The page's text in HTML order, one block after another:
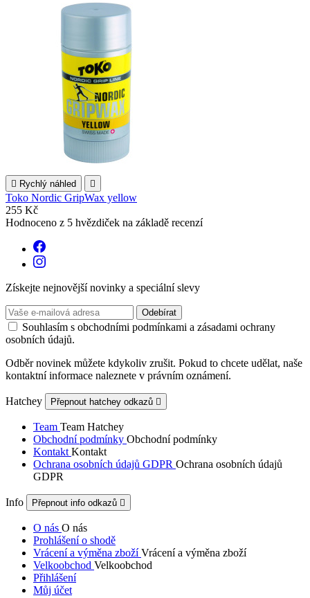
 Rychlý náhled 
Toko Nordic GripWax yellow
255 Kč
Hodnoceno z 5 hvězdiček na základě recenzí
Získejte nejnovější novinky a speciální slevy
Souhlasím s obchodními podmínkami a zásadami ochrany
osobních údajů.
Odběr novinek můžete kdykoliv zrušit. Pokud to chcete udělat, naše
kontaktní informace naleznete v právním oznámení.
Hatchey Přepnout hatchey odkazů 
Team Team Hatchey
Obchodní podmínky Obchodní podmínky
Kontakt Kontakt
Ochrana osobních údajů GDPR Ochrana osobních údajů
GDPR
Info Přepnout info odkazů 
O nás O nás
Prohlášení o shodě
Vrácení a výměna zbožíVrácení a výměna zboží
Velkoobchod Velkoobchod
Přihlášení
Můj účet